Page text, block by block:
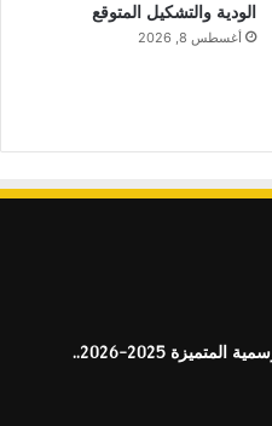
الودية والتشكيل المتوقع
أغسطس 8, 2026
مصروفات المدارس التجريبية والرسمية المتميزة 2025-2026..